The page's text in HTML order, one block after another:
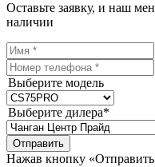
Оставьте заявку, и наш
наличии
Выберите модель
Выберите дилера*
Отправить
Нажав кнопку